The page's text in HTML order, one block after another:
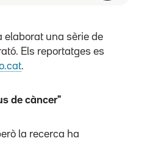
elaborat una sèrie de
Els reportatges es
.
de càncer"
la recerca ha